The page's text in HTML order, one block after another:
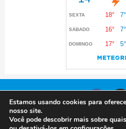
© 2024 Prefeitura de
Estamos usando cookies para
nosso site.
Você pode descobrir mais sobre